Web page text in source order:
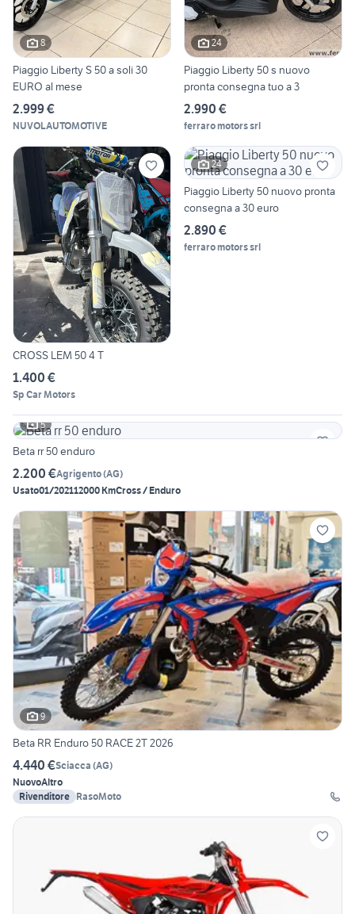
8
Piaggio Liberty S 50 a soli 30
EURO al mese
2.999 €
NUVOLAUTOMOTIVE
24
Piaggio Liberty 50 s nuovo
pronta consegna tuo a 3
2.990 €
ferraro motors srl
CROSS LEM 50 4 T
1.400 €
Sp Car Motors
24
Piaggio Liberty 50 nuovo pronta
consegna a 30 euro
2.890 €
ferraro motors srl
5
Beta rr 50 enduro
2.200 €Agrigento(AG)
Usato01/202112000 KmCross / Enduro
9
Beta RR Enduro 50 RACE 2T 2026
4.440 €Sciacca (AG)
NuovoAltro
Rivenditore RasoMoto